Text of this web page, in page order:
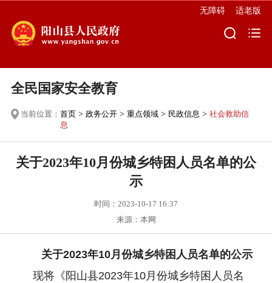
无障碍 适老版
全民国家安全教育
当前位置： 首页> 政务公开> 重点领域> 民政信息 > 社会救助信
息
关于2023年10月份城乡特困人员名单的公
示
时间：2023-10-17 16:37
来源：本网
关于2023年10月份城乡特困人员名单的公示
现将《阳山县2023年10月份城乡特困人员名